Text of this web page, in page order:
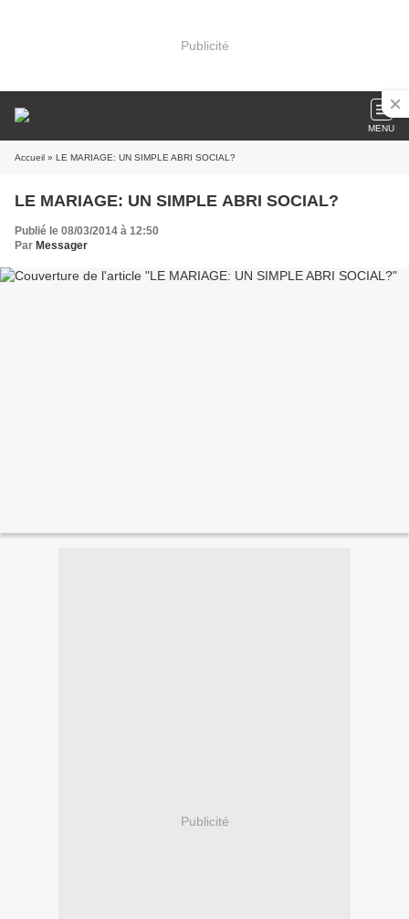
Publicité
MENU
Accueil » LE MARIAGE: UN SIMPLE ABRI SOCIAL?
LE MARIAGE: UN SIMPLE ABRI SOCIAL?
Publié le 08/03/2014 à 12:50
Par Messager
Publicité